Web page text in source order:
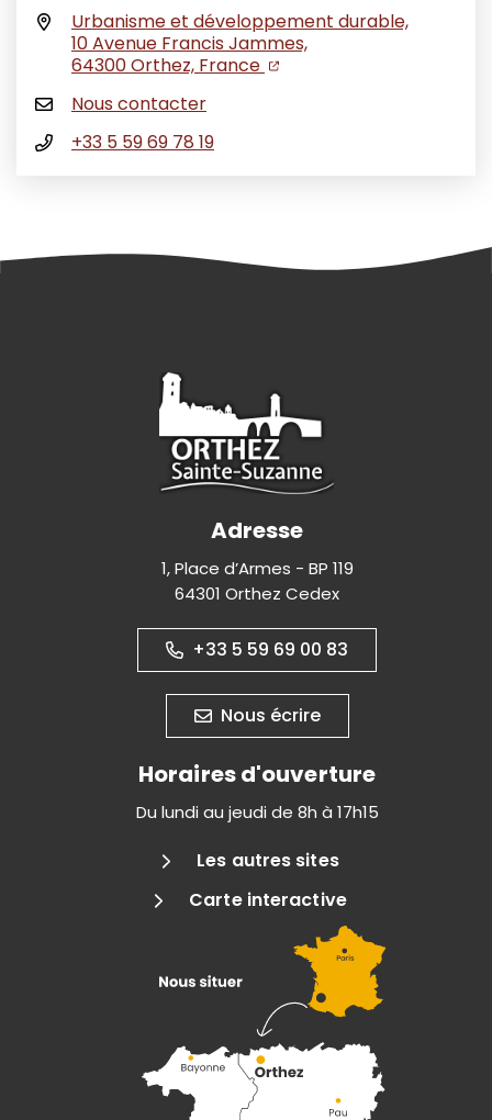
Urbanisme et développement durable,
10 Avenue Francis Jammes,
64300 Orthez, France (ouverture dans un
(ouverture dans un
Nous contacter
+33 5 59 69 78 19
Adresse
1, Place d’Armes - BP 119
64301 Orthez Cedex
+33 5 59 69 00 83
Nous écrire
Horaires d'ouverture
Du lundi au jeudi de 8h à 17h15
Les autres sites
Carte interactive